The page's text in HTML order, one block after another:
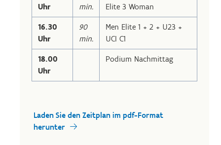
Uhr
min.
Elite 3 Woman
16.30
Uhr
90
min.
Men Elite 1 + 2 + U23 +
UCI C1
18.00
Uhr
Podium Nachmittag
Laden Sie den Zeitplan im pdf-Format
herunter